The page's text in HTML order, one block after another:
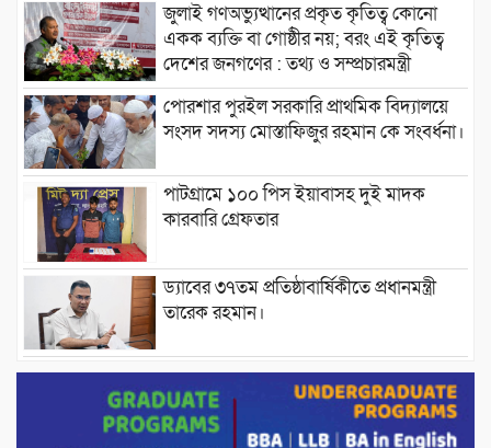
জুলাই গণঅভ্যুত্থানের প্রকৃত কৃতিত্ব কোনো
একক ব্যক্তি বা গোষ্ঠীর নয়; বরং এই কৃতিত্ব
দেশের জনগণের : তথ্য ও সম্প্রচারমন্ত্রী
পোরশার পুরইল সরকারি প্রাথমিক বিদ্যালয়ে
সংসদ সদস্য মোস্তাফিজুর রহমান কে সংবর্ধনা।
পাটগ্রামে ১০০ পিস ইয়াবাসহ দুই মাদক
কারবারি গ্রেফতার
ড্যাবের ৩৭তম প্রতিষ্ঠাবার্ষিকীতে প্রধানমন্ত্রী
তারেক রহমান।
চন্দনাইশের হাশিমপুর ৪ নং ওয়ার্ডে ৫’শতাধিক
হতদরিদ্র পরিবারের মাঝে খাদ্যসামগ্রী বিতরণ
করেন মনজুর মোরশেদ